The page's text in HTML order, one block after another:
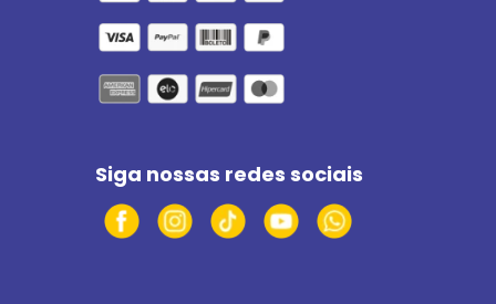
Siga nossas redes sociais